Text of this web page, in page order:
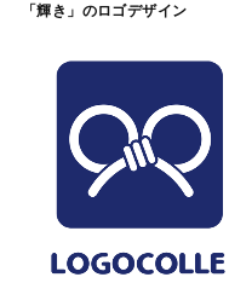
「輝き」のロゴデザイン